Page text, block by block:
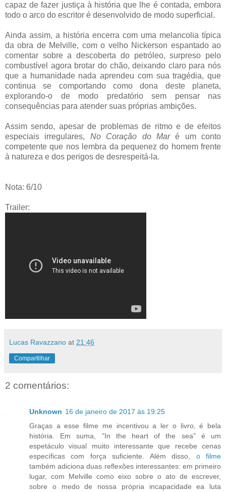
capaz de fazer justiça à história que lhe é contada, embora
todo o arco do escritor é desenvolvido de modo superficial.
Ainda assim, a história encerra com uma melancolia típica
da obra de Melville, com o velho Nickerson espantado ao
comentar sobre a descoberta do petróleo, surpreso pelo
combustível agora brotar do chão, deixando claro para nós
que a humanidade nada aprendeu com sua tragédia, que
continua se comportando como dona deste planeta,
explorando-o de modo predatório sem pensar nas
consequências para atender suas próprias ambições.
Assim sendo, apesar de problemas de ritmo e de efeitos
especiais irregulares, No Coração do Maré um conto
competente que nos lembra da pequenez do homem frente
à natureza e dos perigos de desrespeitá-la.
Nota: 6/10
Trailer:
Lucas Ravazzano at 21:46
Compartilhar
2 comentários:
Unknown 16 de janeiro de 2017 às 19:25
Graças a esse filme me incentivou a ler o livro, é bela
história. Em suma, "In the heart of the sea" é um
espetáculo visual muito interessante que recebe cenas
específicas com força suficiente. Além disso, o filme
também adiciona duas reflexões interessantes: em primeiro
lugar, com Melville como eixo sobre o ato de escrever,
sobre o medo de nossa própria incapacidade ea luta